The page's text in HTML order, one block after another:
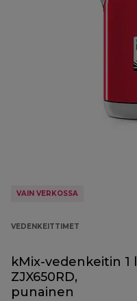
VAIN VERKOSSA
VEDENKEITTIMET
kMix-vedenkeitin 1 l
ZJX650RD,
punainen